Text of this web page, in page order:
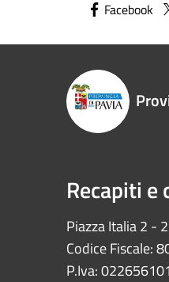
Facebook
Recapiti e
Piazza Italia 2 -
Codice Fiscale:
P.Iva: